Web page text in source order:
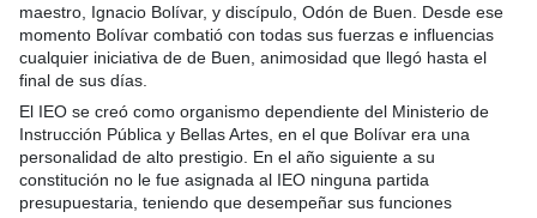
maestro, Ignacio Bolívar, y discípulo, Odón de Buen. Desde ese
momento Bolívar combatió con todas sus fuerzas e influencias
cualquier iniciativa de de Buen, animosidad que llegó hasta el
final de sus días.
El IEO se creó como organismo dependiente del Ministerio de
Instrucción Pública y Bellas Artes, en el que Bolívar era una
personalidad de alto prestigio. En el año siguiente a su
constitución no le fue asignada al IEO ninguna partida
presupuestaria, teniendo que desempeñar sus funciones